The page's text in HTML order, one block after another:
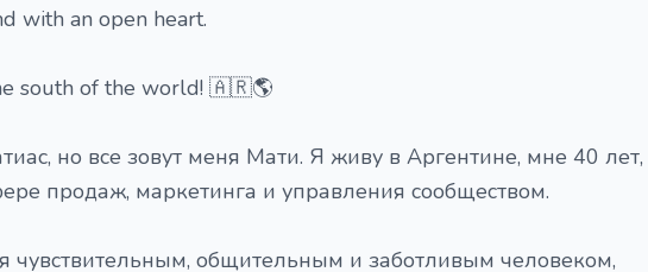
with an open heart.
south of the world! 🇦🇷🌎
но все зовут меня Мати. Я живу в Аргентине, мне 40 лет,
продаж, маркетинга и управления сообществом.
чувствительным, общительным и заботливым человеком,